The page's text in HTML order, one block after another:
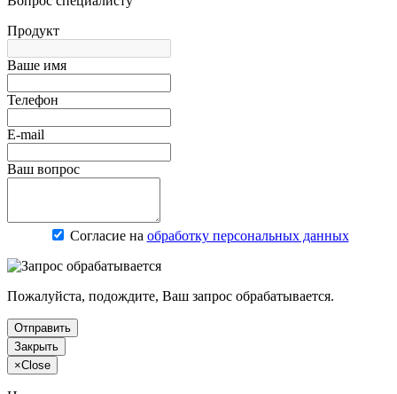
Продукт
Ваше имя
Телефон
E-mail
Ваш вопрос
Согласие на обработку персональных данных
Пожалуйста, подождите, Ваш запрос обрабатывается.
Отправить
Закрыть
×Close